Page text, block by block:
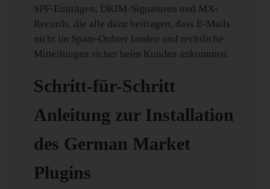
SPF-Einträgen, DKIM-Signaturen und MX-
Records, die alle dazu beitragen, dass E-Mails
nicht im Spam-Ordner landen und rechtliche
Mitteilungen sicher beim Kunden ankommen.
Schritt-für-Schritt
Anleitung zur Installation
des German Market
Plugins